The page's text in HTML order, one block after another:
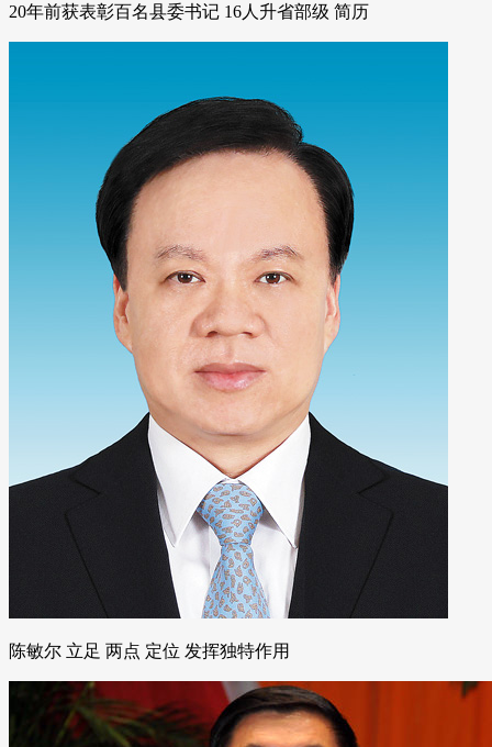
20年前获表彰百名县委书记 16人升省部级 简历
陈敏尔 立足 两点 定位 发挥独特作用